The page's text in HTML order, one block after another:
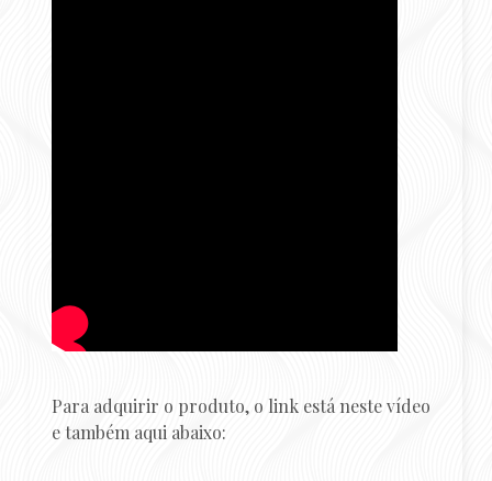
Para adquirir o produto, o link está neste vídeo
e também aqui abaixo: